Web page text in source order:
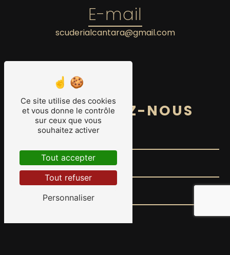
E-mail
scuderialcantara@gmail.com
CONTACTEZ-NOUS
Ce site utilise des cookies
et vous donne le contrôle
sur ceux que vous
souhaitez activer
Tout accepter
Tout refuser
Personnaliser